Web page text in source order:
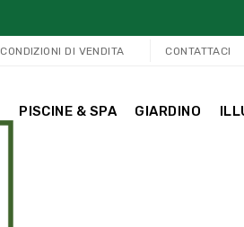
CONDIZIONI DI VENDITA CONTATTACI
PISCINE & SPA GIARDINO